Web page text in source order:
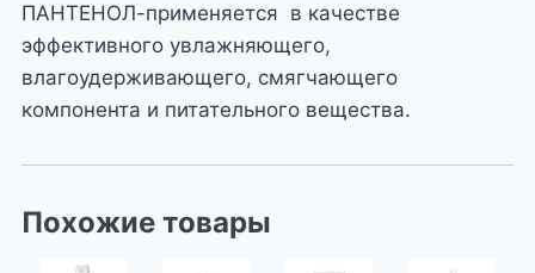
ПАНТЕНОЛ-применяется в качестве
эффективного увлажняющего,
влагоудерживающего, смягчающего
компонента и питательного вещества.
Похожие товары